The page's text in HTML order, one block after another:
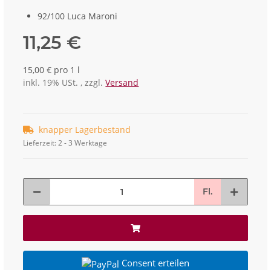
92/100 Luca Maroni
11,25 €
15,00 € pro 1 l
inkl. 19% USt. , zzgl.Versand
knapper Lagerbestand
Lieferzeit:2 - 3 Werktage
Fl.
Consent erteilen